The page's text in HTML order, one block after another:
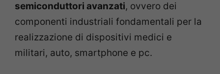
semiconduttori avanzati, ovvero dei
componenti industriali fondamentali per la
realizzazione di dispositivi medici e
militari, auto, smartphone e pc.